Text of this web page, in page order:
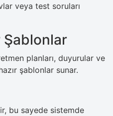
veya test soruları
Şablonlar
planları, duyurular ve
şablonlar sunar.
bu sayede sistemde